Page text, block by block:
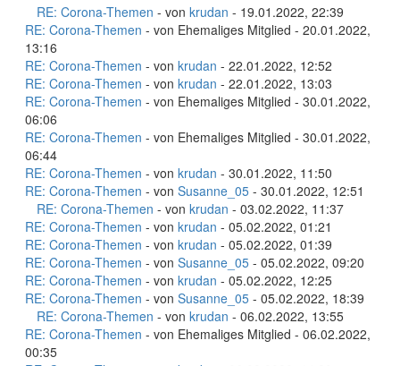
RE: Corona-Themen - von krudan - 19.01.2022, 22:39
RE: Corona-Themen - von Ehemaliges Mitglied - 20.01.2022,
13:16
RE: Corona-Themen - von krudan - 22.01.2022, 12:52
RE: Corona-Themen - von krudan - 22.01.2022, 13:03
RE: Corona-Themen - von Ehemaliges Mitglied - 30.01.2022,
06:06
RE: Corona-Themen - von Ehemaliges Mitglied - 30.01.2022,
06:44
RE: Corona-Themen - von krudan - 30.01.2022, 11:50
RE: Corona-Themen - von Susanne_05 - 30.01.2022, 12:51
RE: Corona-Themen - von krudan - 03.02.2022, 11:37
RE: Corona-Themen - von krudan - 05.02.2022, 01:21
RE: Corona-Themen - von krudan - 05.02.2022, 01:39
RE: Corona-Themen - von Susanne_05 - 05.02.2022, 09:20
RE: Corona-Themen - von krudan - 05.02.2022, 12:25
RE: Corona-Themen - von Susanne_05 - 05.02.2022, 18:39
RE: Corona-Themen - von krudan - 06.02.2022, 13:55
RE: Corona-Themen - von Ehemaliges Mitglied - 06.02.2022,
00:35